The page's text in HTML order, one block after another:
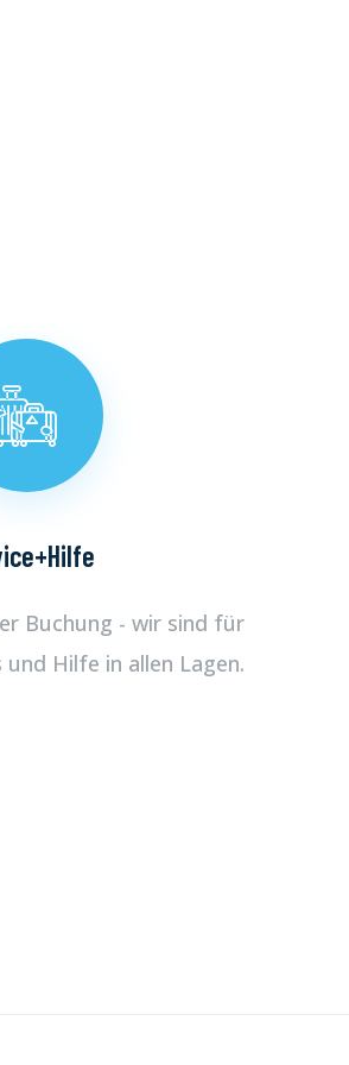
Buchung - wir sind für
Hilfe in allen Lagen.